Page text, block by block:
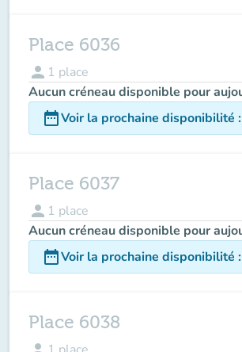
Place 6036
person 1 place
Aucun créneau disponible pour
date_rangeVoir la prochaine disponibilité :
Place 6037
person 1 place
Aucun créneau disponible pour
date_rangeVoir la prochaine disponibilité :
Place 6038